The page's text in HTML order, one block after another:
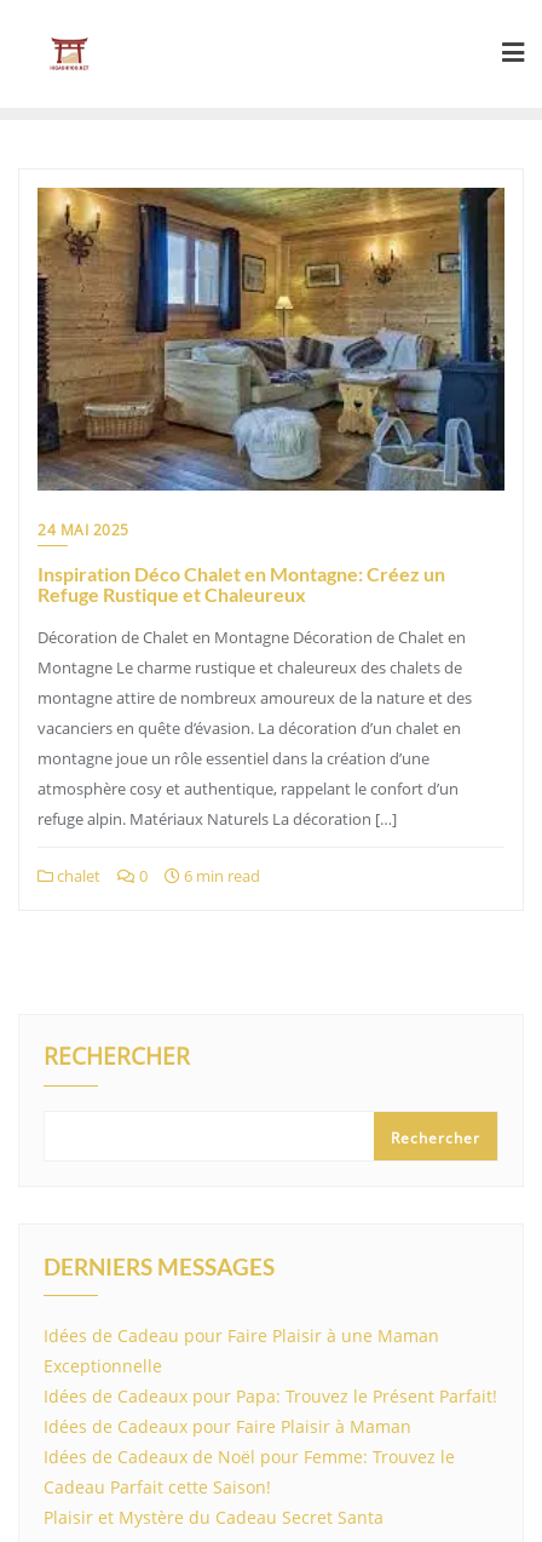
content
24 MAI 2025
Inspiration Déco Chalet en Montagne: Créez un
Refuge Rustique et Chaleureux
Décoration de Chalet en Montagne Décoration de Chalet en
Montagne Le charme rustique et chaleureux des chalets de
montagne attire de nombreux amoureux de la nature et des
vacanciers en quête d’évasion. La décoration d’un chalet en
montagne joue un rôle essentiel dans la création d’une
atmosphère cosy et authentique, rappelant le confort d’un
refuge alpin. Matériaux Naturels La décoration […]
chalet 0 6 min read
RECHERCHER
Rechercher
DERNIERS MESSAGES
Idées de Cadeau pour Faire Plaisir à une Maman
Exceptionnelle
Idées de Cadeaux pour Papa: Trouvez le Présent Parfait!
Idées de Cadeaux pour Faire Plaisir à Maman
Idées de Cadeaux de Noël pour Femme: Trouvez le
Cadeau Parfait cette Saison!
Plaisir et Mystère du Cadeau Secret Santa